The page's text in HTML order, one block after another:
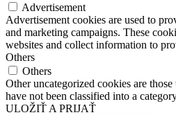
Advertisement
Advertisement cookies are used to
and marketing campaigns. These
websites and collect information to
Others
Others
Other uncategorized cookies are
have not been classified into a
ULOŽIŤ A PRIJAŤ